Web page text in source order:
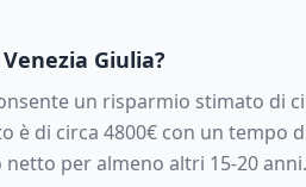
Giulia?
un risparmio stimato di
è di circa 4800€ con un tempo
per almeno altri 15-20 anni.